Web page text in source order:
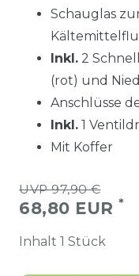
Schauglas
Inkl. 2
(rot) und
Anschlüsse
Inkl. 1
Mit Koffer
UVP 97,90 €
68,80 EUR *
Inhalt 1 Stück